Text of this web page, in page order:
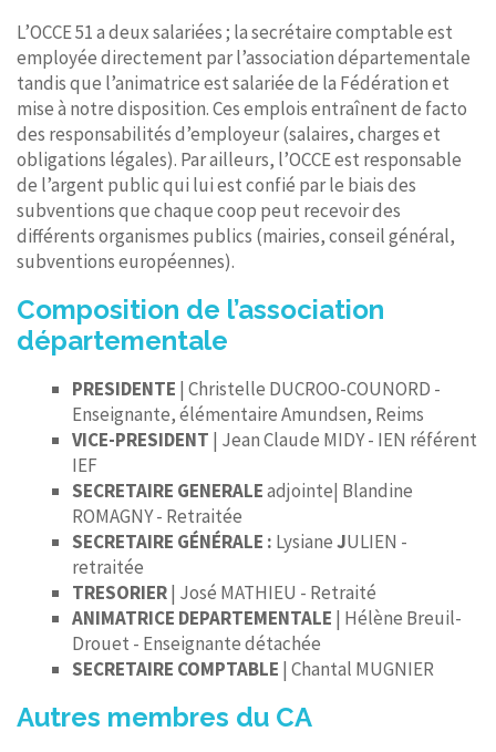
L’OCCE 51 a deux salariées ; la secrétaire comptable est
employée directement par l’association départementale
tandis que l’animatrice est salariée de la Fédération et
mise à notre disposition. Ces emplois entraînent de facto
des responsabilités d’employeur (salaires, charges et
obligations légales). Par ailleurs, l’OCCE est responsable
de l’argent public qui lui est confié par le biais des
subventions que chaque coop peut recevoir des
différents organismes publics (mairies, conseil général,
subventions européennes).
Composition de l’association
départementale
PRESIDENTE | Christelle DUCROO-COUNORD -
Enseignante, élémentaire Amundsen, Reims
VICE-PRESIDENT | Jean Claude MIDY - IEN référent
IEF
SECRETAIRE GENERALEadjointe| Blandine
ROMAGNY - Retraitée
SECRETAIRE GÉNÉRALE : LysianeJULIEN -
retraitée
TRESORIER| José MATHIEU - Retraité
ANIMATRICE DEPARTEMENTALE | Hélène Breuil-
Drouet - Enseignante détachée
SECRETAIRE COMPTABLE | Chantal MUGNIER
Autres membres du CA